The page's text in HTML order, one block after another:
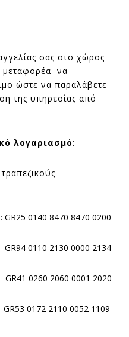
σας στο χώρος
μεταφορέα να
ώστε να παραλάβετε
της υπηρεσίας από
λογαριασμό:
GR25 0140 8470 8470 0200
0110 2130 0000 2134
0260 2060 0001 2020
0172 2110 0052 1109